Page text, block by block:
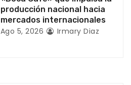
producción nacional hacia
mercados internacionales
Ago 5, 2026 Irmary Diaz